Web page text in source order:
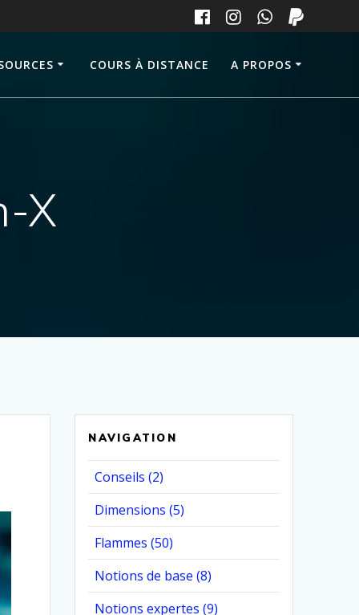
COURS À DISTANCE A PROPOS
X
NAVIGATION
Conseils (2)
Dimensions (5)
Flammes (50)
Notions de base (8)
Notions expertes (9)